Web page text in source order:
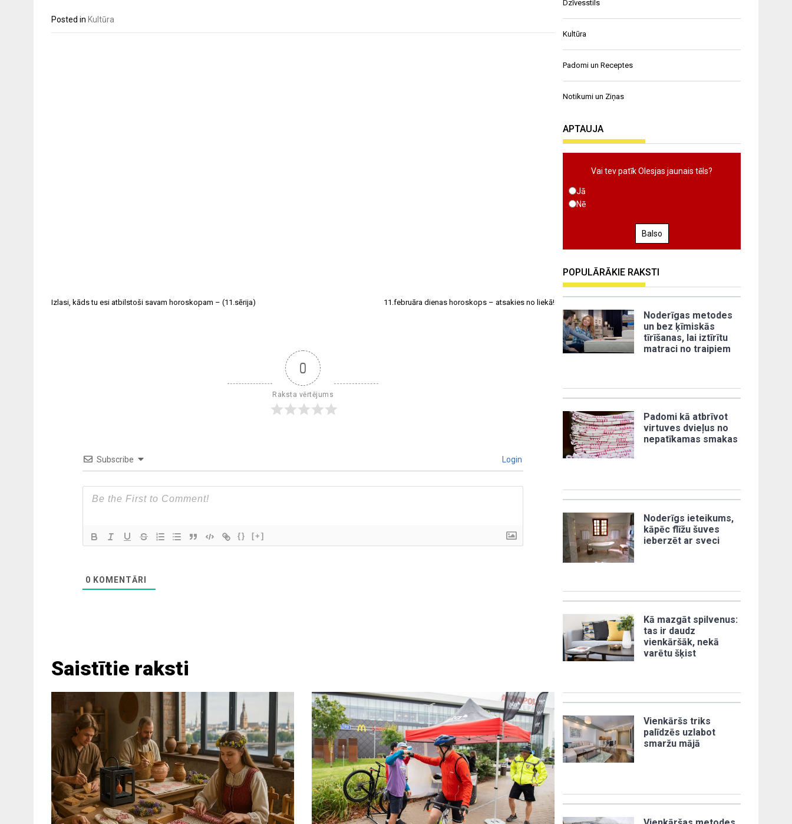
Posted in Kultūra
Izlasi, kāds tu esi atbilstoši savam horoskopam – (11.sērija) 11.februāra dienas horoskops – atsakies no liekā!
0
Raksta vērtējums
Subscribe Login
{} [+]
0 KOMENTĀRI
Saistītie raksti
Dzīvesstils
Kultūra
Padomi un Receptes
Notikumi un Ziņas
APTAUJA
Vai tev patīk Olesjas jaunais tēls?
Jā
Nē
Balso
POPULĀRĀKIE RAKSTI
Noderīgas metodes
un bez ķīmiskās
tīrīšanas, lai iztīrītu
matraci no traipiem
Padomi kā atbrīvot
virtuves dvieļus no
nepatīkamas smakas
Noderīgs ieteikums,
kāpēc flīžu šuves
ieberzēt ar sveci
Kā mazgāt spilvenus:
tas ir daudz
vienkāršāk, nekā
varētu šķist
Vienkāršs triks
palīdzēs uzlabot
smaržu mājā